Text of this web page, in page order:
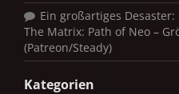
Ein großartiges
The Matrix: Path of Neo –
(Patreon/Steady)
Kategorien